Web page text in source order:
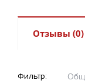
Отзывы (0)
Фильтр: